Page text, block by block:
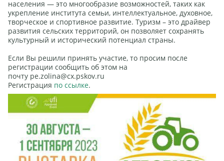
населения — это многообразие возможностей, таких как
укрепление института семьи, интеллектуальное, духовное,
творческое и спортивное развитие. Туризм – это драйвер
развития сельских территорий, он позволяет сохранять
культурный и исторический потенциал страны.
Если Вы решили принять участие, то просим после
регистрации сообщить об этом на
почту pe.zolina@cx.pskov.ru
Регистрация по ссылке.